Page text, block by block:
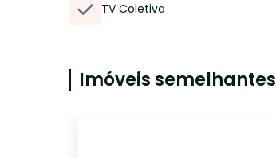
TV Coletiva
Imóveis semelhantes